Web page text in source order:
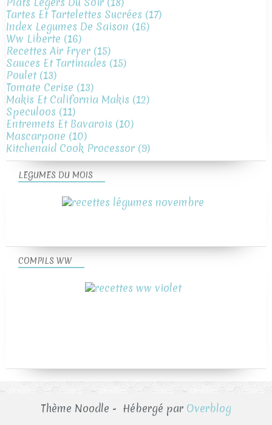
Tartes Et Tartelettes Sucrées (17)
Index Legumes De Saison (16)
Ww Liberte (16)
Recettes Air Fryer (15)
Sauces Et Tartinades (15)
Poulet(13)
Tomate Cerise (13)
Makis Et California Makis (12)
Speculoos (11)
Entremets Et Bavarois (10)
Mascarpone (10)
Kitchenaid Cook Processor (9)
LEGUMES DU MOIS
COMPILS WW
Thème Noodle - Hébergé par Overblog